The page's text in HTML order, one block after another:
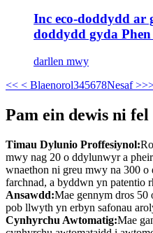
Inc eco-doddydd ar
doddydd gyda
darllen mwy
<< < Blaenorol345678Nesaf >
Pam ein dewis ni
Timau Dylunio Proffesiynol:
mwy nag 20 o ddylunwyr a
wnaethon ni greu mwy na 300
farchnad, a byddwn yn patentio
Ansawdd:Mae gennym dros
pob llwyth yn erbyn safonau
Cynhyrchu Awtomatig:Mae